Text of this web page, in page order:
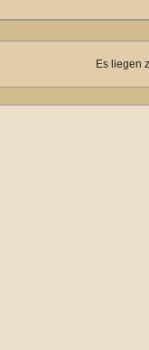
Es liegen